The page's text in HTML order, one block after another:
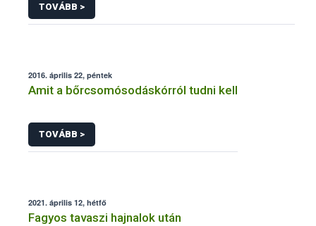
TOVÁBB >
2016. április 22, péntek
Amit a bőrcsomósodáskórról tudni kell
TOVÁBB >
2021. április 12, hétfő
Fagyos tavaszi hajnalok után